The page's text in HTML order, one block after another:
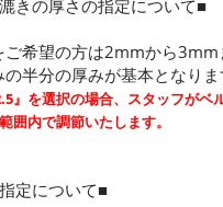
きの厚さの指定について■
希望の方は2mmから3mm
の半分の厚みが基本となり
』を選択の場合、スタッフがベ
内で調節いたします。
定について■